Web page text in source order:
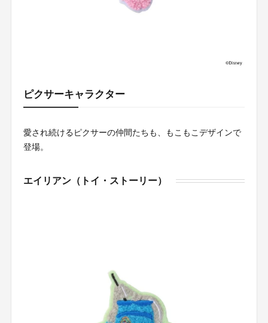
ピクサーキャラクター
愛され続けるピクサーの仲間たちも、もこもこデザインで
登場。
エイリアン（トイ・ストーリー）